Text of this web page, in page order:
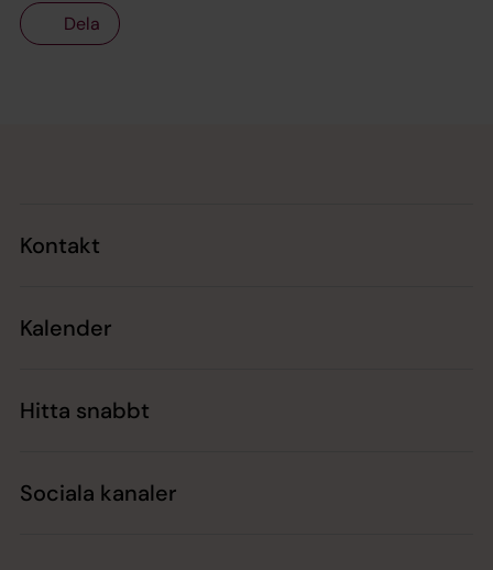
Dela
Kontakt
Kalender
Hitta snabbt
Sociala kanaler